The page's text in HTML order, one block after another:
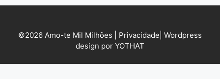
©2026 Amo-te Mil Milhões | Privacidade Wordpress
design por YOTHAT